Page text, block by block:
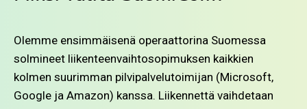
Olemme ensimmäisenä operaattorina Suomessa
solmineet liikenteenvaihtosopimuksen kaikkien
kolmen suurimman pilvipalvelutoimijan (Microsoft,
Google ja Amazon) kanssa. Liikennettä vaihdetaan